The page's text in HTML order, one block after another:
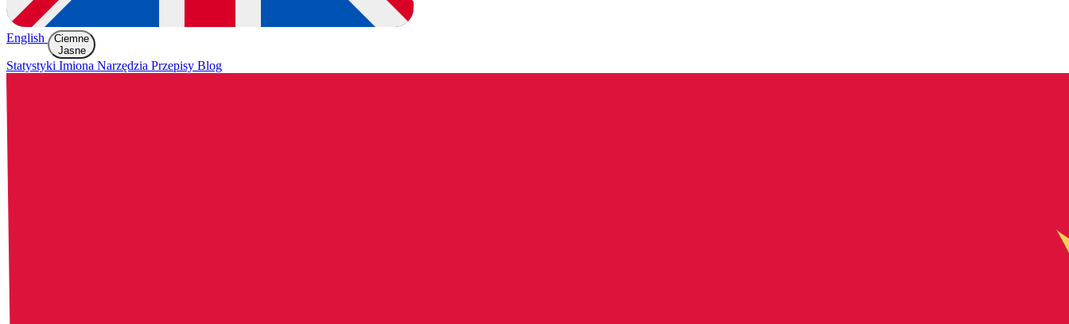
English
Ciemne
Jasne
Statystyki Imiona Narzędzia Przepisy Blog